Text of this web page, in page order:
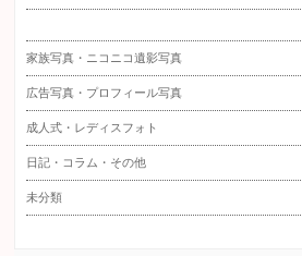
家族写真・ニコニコ遺影写真
広告写真・プロフィール写真
成人式・レディスフォト
日記・コラム・その他
未分類